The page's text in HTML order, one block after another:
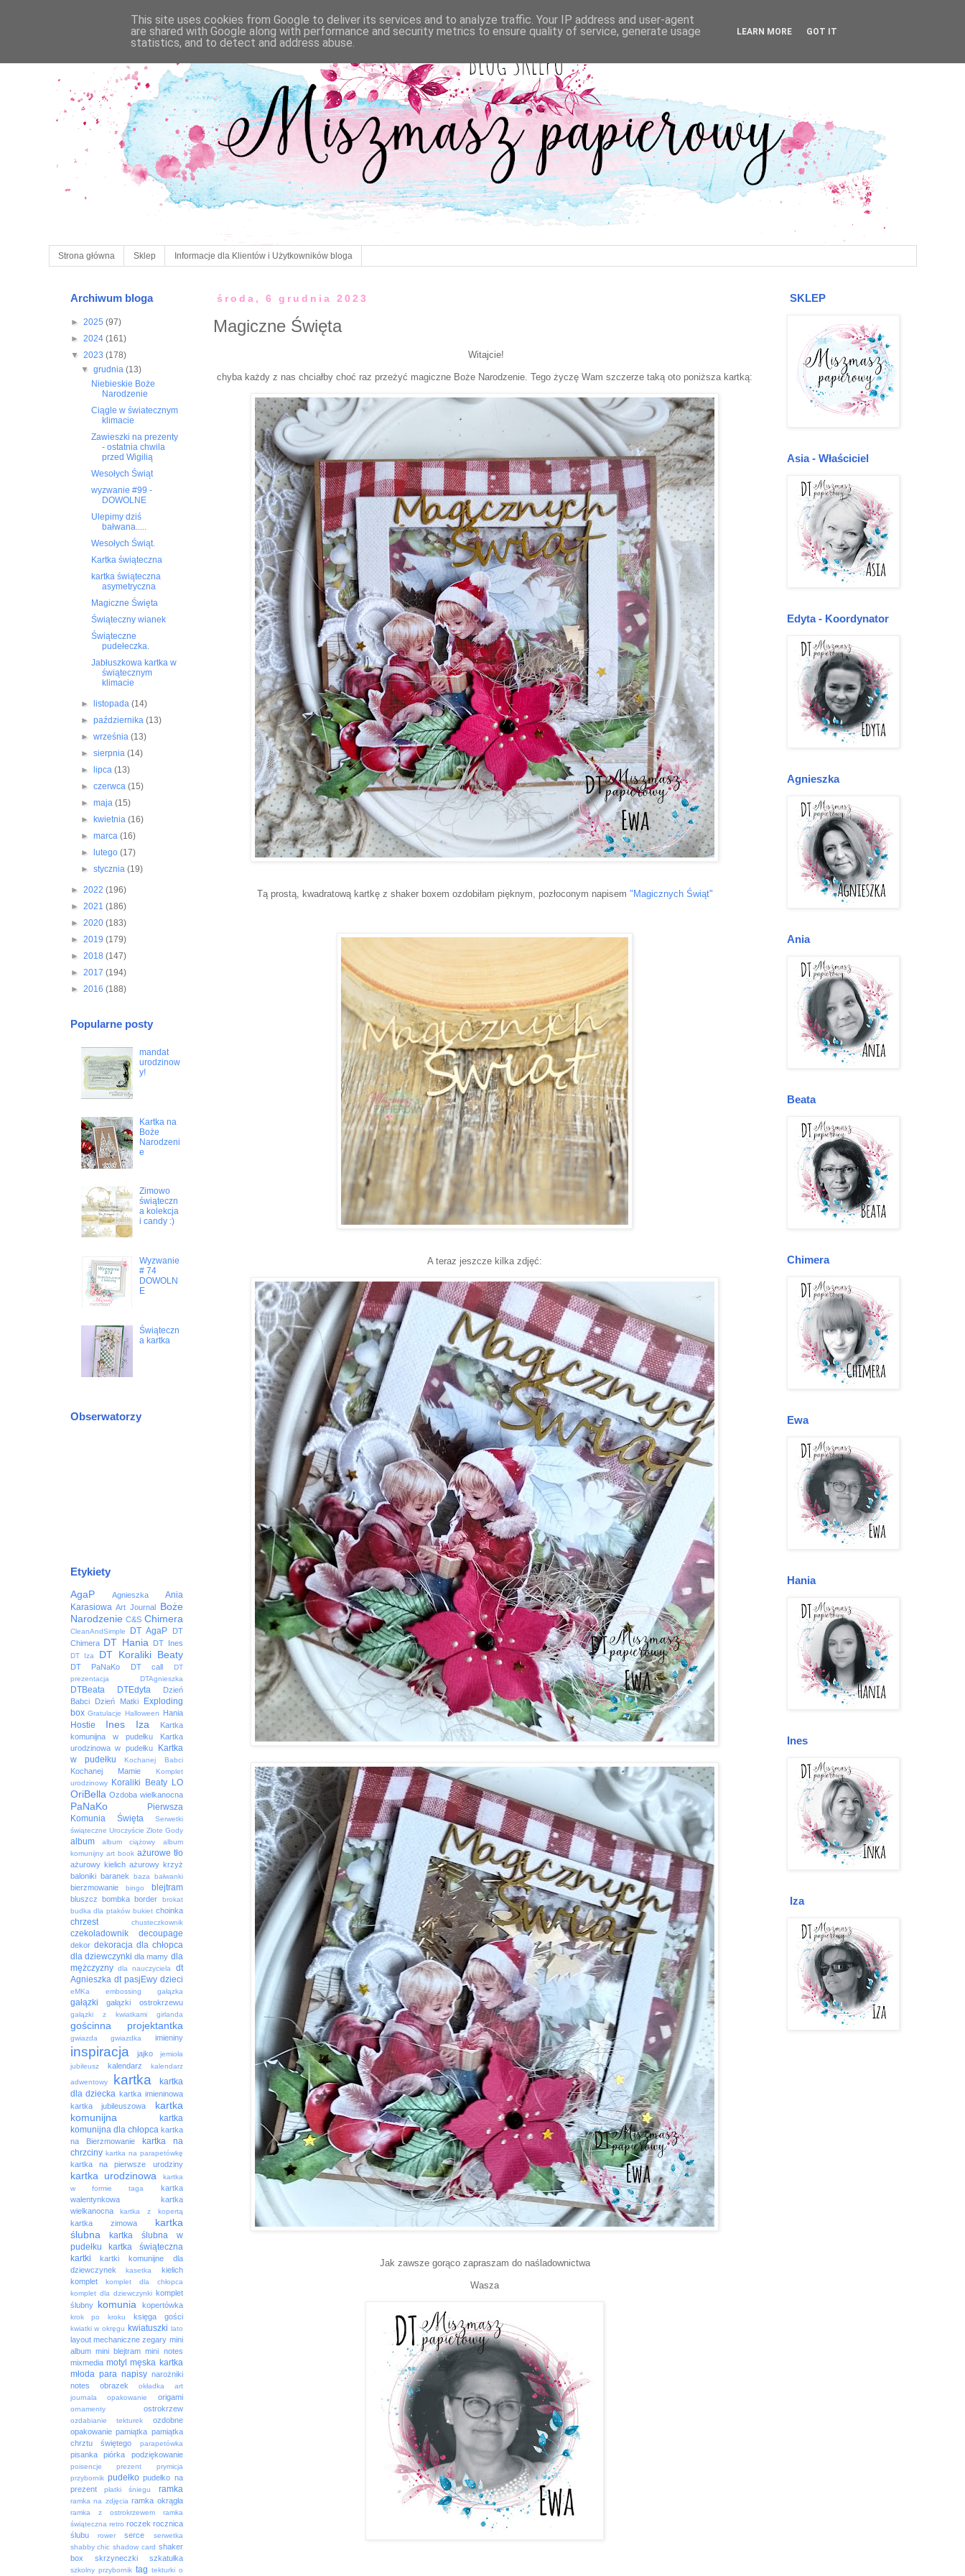
Strona główna Sklep Informacje dla Klientów i Użytkowników bloga
środa, 6 grudnia 2023
Magiczne Święta
Witajcie!
chyba każdy z nas chciałby choć raz przeżyć magiczne Boże Narodzenie. Tego życzę Wam szczerze taką oto poniższa kartką:
Tą prostą, kwadratową kartkę z shaker boxem ozdobiłam pięknym, pozłoconym napisem "Magicznych Świąt"
A teraz jeszcze kilka zdjęć:
Jak zawsze gorąco zapraszam do naśladownictwa
Wasza
Archiwum bloga
► 2025 (97)
► 2024 (161)
▼ 2023 (178)
▼ grudnia (13)
Niebieskie Boże
Narodzenie
Ciągle w światecznym
klimacie
Zawieszki na prezenty
- ostatnia chwila
przed Wigilią
Wesołych Świąt
wyzwanie #99 -
DOWOLNE
Ulepimy dziś
bałwana.....
Wesołych Świąt.
Kartka świąteczna
kartka świąteczna
asymetryczna
Magiczne Święta
Świąteczny wianek
Świąteczne
pudełeczka.
Jabłuszkowa kartka w
świątecznym
klimacie
► listopada (14)
► października (13)
► września (13)
► sierpnia (14)
►
lipca (13)
► czerwca (15)
► maja (15)
►
kwietnia (16)
► marca (16)
►
lutego (17)
► stycznia (19)
► 2022 (196)
► 2021 (186)
► 2020 (183)
► 2019 (179)
► 2018 (147)
► 2017 (194)
► 2016 (188)
Popularne posty
mandat
urodzinow
y!
Kartka na
Boże
Narodzeni
e
Zimowo
świąteczn
a kolekcja
i candy :)
Wyzwanie
# 74
DOWOLN
E
Świąteczn
a kartka
Obserwatorzy
Etykiety
AgaP Agnieszka
Ania
Karasiowa Art Journal
Boże
Narodzenie C&S Chimera
CleanAndSimple DT AgaP
DT
Chimera DT Hania DT Ines
DT Iza DT Koraliki Beaty
DT PaNaKo DT call
DT
prezentacja
DTAgnieszka
DTBeata DTEdyta
Dzień
Babci
Dzień Matki
Exploding
box Gratulacje Halloween Hania
Hostie Ines Iza
Kartka
komunijna w pudełku
Kartka
urodzinowa w pudełku
Kartka
w pudełku
Kochanej Babci
Kochanej Mamie
Komplet
urodzinowy
Koraliki Beaty LO
OriBella Ozdoba wielkanocna
PaNaKo
Pierwsza
Komunia Święta
Serwetki
świąteczne Uroczyście Złote Gody
album album ciążowy
album
komunijny art book ażurowe tło
ażurowy kielich ażurowy krzyż
baloniki
baranek baza bałwanki
bierzmowanie bingo blejtram
bluszcz bombka border
brokat
budka dla ptaków bukiet choinka
chrzest chusteczkownik
czekoladownik decoupage
dekor dekoracja dla chłopca
dla dziewczynki dla mamy dla
mężczyzny dla nauczyciela
dt
Agnieszka dt pasjEwy dzieci
eMKa embossing gałązka
gałązki gałązki ostrokrzewu
gałązki z kwiatkami girlanda
gościnna projektantka
gwiazda gwiazdka imieniny
inspiracja jajko
jemioła
jubileusz
kalendarz
kalendarz
adwentowy
kartka
kartka
dla dziecka kartka imieninowa
kartka jubileuszowa
kartka
komunijna
kartka
komunijna dla chłopca kartka
na Bierzmowanie
kartka na
chrzciny kartka na parapetówkę
kartka na pierwsze urodziny
kartka urodzinowa
kartka
w formie taga
kartka
walentynkowa
kartka
wielkanocna
kartka z kopertą
kartka zimowa
kartka
ślubna
kartka ślubna w
pudełku
kartka świąteczna
kartki
kartki komunijne dla
dziewczynek
kasetka
kielich
komplet
komplet dla chłopca
komplet dla dziewczynki komplet
ślubny
komunia kopertówka
krok po kroku księga gości
kwiatki w okręgu kwiatuszki lato
layout mechaniczne zegary mini
album mini blejtram mini notes
mixmedia motyl męska kartka
młoda para napisy narożniki
notes
obrazek
okładka art
journala
opakowanie origami
ornamenty ostrokrzew
ozdabianie tekturek
ozdobne
opakowanie pamiątka pamiątka
chrztu świętego
parapetówka
pisanka piórka podziękowanie
poisencje prezent
prymicja
przybornik pudełko pudełko na
prezent
płatki śniegu ramka
ramka na zdjęcia ramka okrągła
ramka z ostrokrzewem
ramka
świąteczna retro roczek rocznica
ślubu
rower serce
serwetka
shabby chic shadow card shaker
box
skrzyneczki szkatułka
szkolny przybornik tag tekturki o
SKLEP
Asia - Właściciel
Edyta - Koordynator
Agnieszka
Ania
Beata
Chimera
Ewa
Hania
Ines
Iza
This site uses cookies from Google to deliver its services and to analyze traffic. Your IP address and user-agent
are shared with Google along with performance and security metrics to ensure quality of service, generate usage
statistics, and to detect and address abuse.
LEARN MORE GOT IT